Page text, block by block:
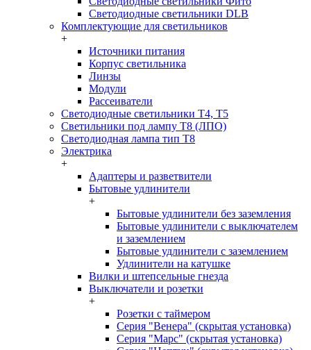
Светодиодные светильники DLB
Комплектующие для светильников
+
Источники питания
Корпус светильника
Линзы
Модули
Рассеиватели
Светодиодные светильники T4, T5
Светильники под лампу Т8 (ЛПО)
Светодиодная лампа тип T8
Электрика
+
Адаптеры и разветвители
Бытовые удлинители
+
Бытовые удлинители без заземления
Бытовые удлинители с выключателем
и заземлением
Бытовые удлинители с заземлением
Удлинители на катушке
Вилки и штепсельные гнезда
Выключатели и розетки
+
Розетки с таймером
Серия "Венера" (скрытая установка)
Серия "Марс" (скрытая установка)